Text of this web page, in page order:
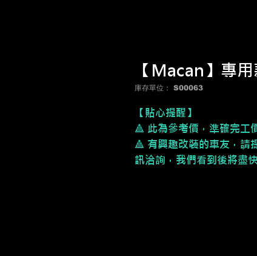
【Macan】專
庫存單位： S00063
【貼心提醒】
🔺 此為參考價， 準確完工
🔺 有興趣改裝的車友，
訊洽詢，我們看到後將盡